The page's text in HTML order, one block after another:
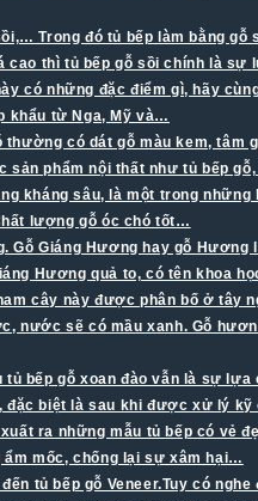
Trong đó tủ bếp làm bằng gỗ
thì tủ bếp gỗ sồi chính là sự
có những đặc điểm gì, hãy
khẩu từ Nga, Mỹ và…
có dát gỗ màu kem, tâm
phẩm nội thất như tủ bếp
kháng sâu, là một trong
lượng gỗ óc chó tốt…
Giáng Hương hay gỗ
Hương quả to, có tên khoa
cây này được phân bố ở tây
sẽ có mầu xanh. Gỗ
bếp gỗ xoan đào vẫn là sự
biệt là sau khi được xử lý kỹ
ra những mẫu tủ bếp có vẻ
ẩm mốc, chống lại sự xâm hại…
tủ bếp gỗ Veneer.Tuy có